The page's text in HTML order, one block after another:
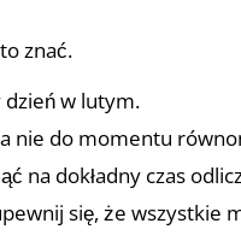
znać.
w lutym.
nie do momentu
na dokładny czas
się, że wszystkie